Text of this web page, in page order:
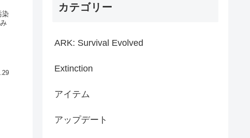
染
カテゴリー
ARK: Survival Evolved
Extinction
アイテム
アップデート